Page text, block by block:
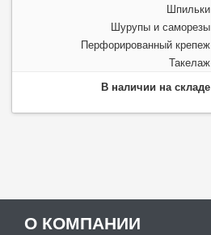
Шпильки
Шурупы и саморезы
Перфорированный крепеж
Такелаж
В наличии на складе
О КОМПАНИИ